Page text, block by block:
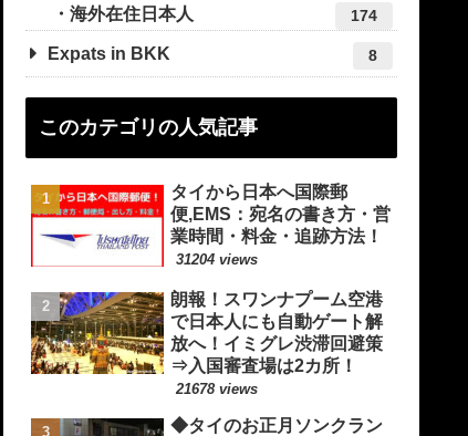
海外在住日本人 174
Expats in BKK 8
このカテゴリの人気記事
タイから日本へ国際郵
便,EMS：宛名の書き方・営
業時間・料金・追跡方法！
31204 views
朗報！スワンナプーム空港
で日本人にも自動ゲート解
放へ！イミグレ渋滞回避策
⇒入国審査場は2カ所！
21678 views
◆タイのお正月ソンクラン